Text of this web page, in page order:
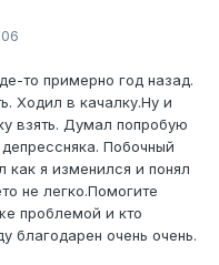
то примерно год назад.
Ходил в качалку.Ну и
взять. Думал попробую
Побочный
как я изменился и понял
не легко.Помогите
проблемой и кто
благодарен очень очень.